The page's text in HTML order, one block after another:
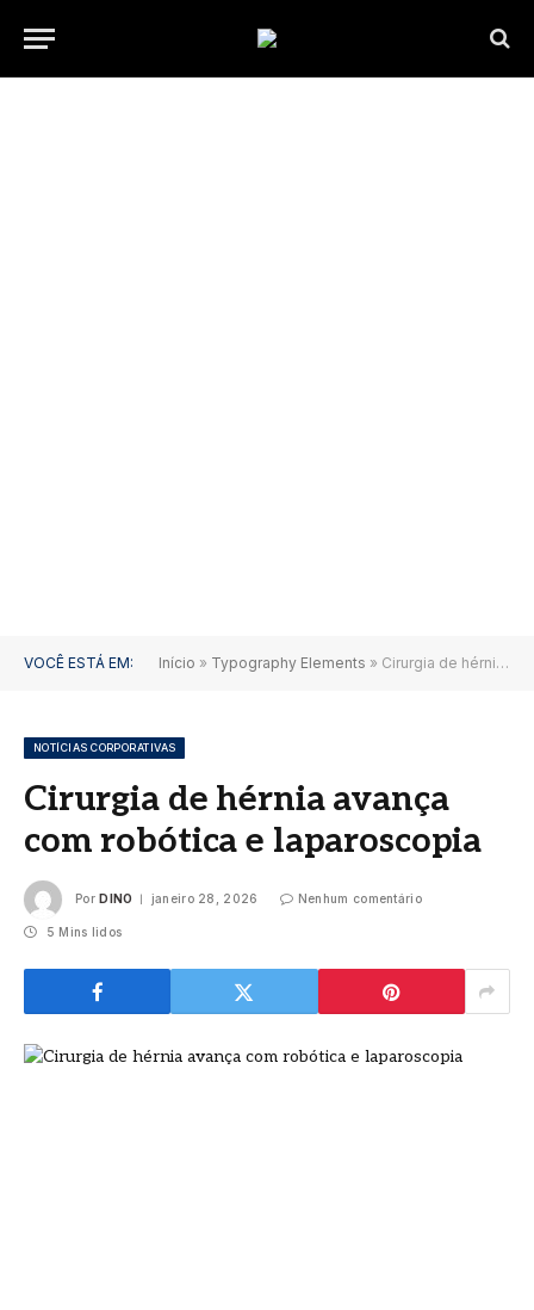
VOCÊ ESTÁ EM: Início » Typography Elements » Cirurgia de hérnia avança com robótica e laparoscopia
NOTÍCIAS CORPORATIVAS
Cirurgia de hérnia avança
com robótica e laparoscopia
Por DINO janeiro 28, 2026 Nenhum comentário
5 Mins lidos